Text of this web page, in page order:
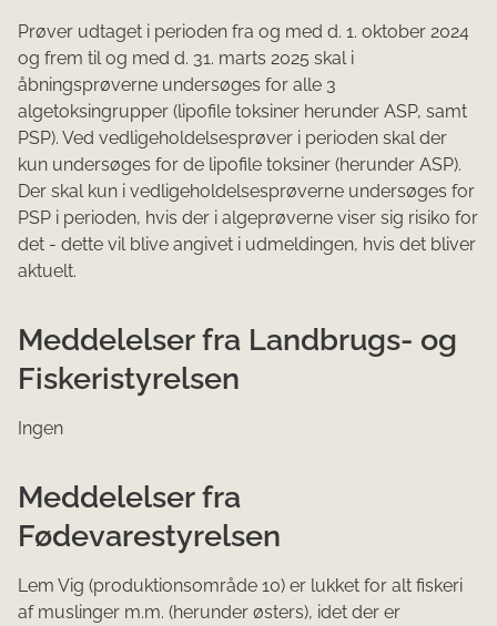
Prøver udtaget i perioden fra og med d. 1. oktober 2024
og frem til og med d. 31. marts 2025 skal i
åbningsprøverne undersøges for alle 3
algetoksingrupper (lipofile toksiner herunder ASP, samt
PSP). Ved vedligeholdelsesprøver i perioden skal der
kun undersøges for de lipofile toksiner (herunder ASP).
Der skal kun i vedligeholdelsesprøverne undersøges for
PSP i perioden, hvis der i algeprøverne viser sig risiko for
det - dette vil blive angivet i udmeldingen, hvis det bliver
aktuelt.
Meddelelser fra Landbrugs- og
Fiskeristyrelsen
Ingen
Meddelelser fra
Fødevarestyrelsen
Lem Vig (produktionsområde 10) er lukket for alt fiskeri
af muslinger m.m. (herunder østers), idet der er